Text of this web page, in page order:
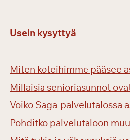
Usein kysyttyä
Miten koteihimme pääsee
Millaisia senioriasunnot
Voiko Saga-palvelutalossa
Pohditko palvelutaloon